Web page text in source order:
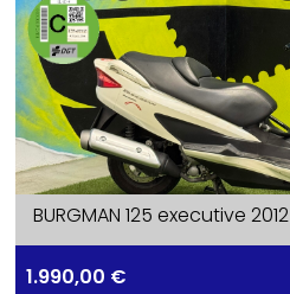
BURGMAN 125 executive 2012
1.990,00 €